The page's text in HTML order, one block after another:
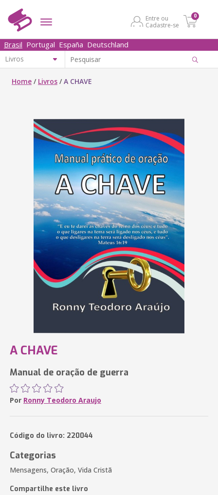
Entre ou
Cadastre-se
0
Brasil Portugal España Deutschland
Home / Livros /A CHAVE
A CHAVE
Manual de oração de guerra
Por Ronny Teodoro Araujo
Código do livro: 220044
Categorias
Mensagens, Oração, Vida Cristã
Compartilhe este livro